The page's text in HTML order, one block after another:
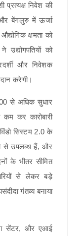
निवेश की
बेंगलुरु में ऊर्जा
क्षमता को
उद्योगपतियों को
और निवेशक
करेगी।
से अधिक सुधार
कर कारोबारी
सिस्टम 2.0 के
से उपलब्ध हैं, और
के भीतर सीमित
से लेकर बड़े
गंतव्य बनाया
सेंटर, और एआई